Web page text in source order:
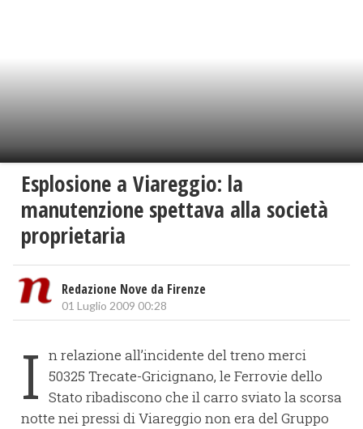
Esplosione a Viareggio: la
manutenzione spettava alla società
proprietaria
Redazione Nove da Firenze
01 Luglio 2009 00:28
I n relazione all’incidente del treno merci
50325 Trecate-Gricignano, le Ferrovie dello
Stato ribadiscono che il carro sviato la scorsa
notte nei pressi di Viareggio non era del Gruppo